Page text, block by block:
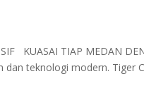
KUASAI TIAP MEDAN
dan teknologi modern.